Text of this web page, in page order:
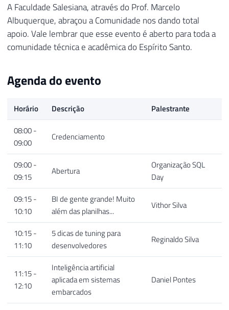
A Faculdade Salesiana, através do Prof. Marcelo
Albuquerque, abraçou a Comunidade nos dando total
apoio. Vale lembrar que esse evento é aberto para toda a
comunidade técnica e acadêmica do Espírito Santo.
Agenda do evento
Horário Descrição
Palestrante
08:00 -
09:00
Credenciamento
09:00 -
09:15
Abertura
Organização SQL
Day
09:15 -
10:10
BI de gente grande! Muito
além das planilhas...
Vithor Silva
10:15 -
11:10
5 dicas de tuning para
desenvolvedores
Reginaldo Silva
11:15 -
12:10
Inteligência artificial
aplicada em sistemas
embarcados
Daniel Pontes